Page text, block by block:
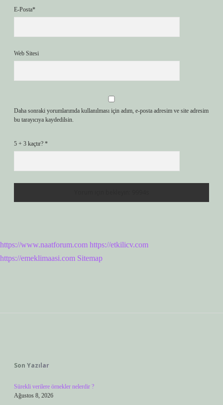
E-Posta*
Web Sitesi
Daha sonraki yorumlarımda kullanılması için adım, e-posta adresim ve site adresim
bu tarayıcıya kaydedilsin.
5 + 3 kaçtır? *
https://www.naatforum.com https://etkilicv.com
https://emeklimaasi.com Sitemap
Son Yazılar
Sürekli verilere örnekler nelerdir ?
Ağustos 8, 2026